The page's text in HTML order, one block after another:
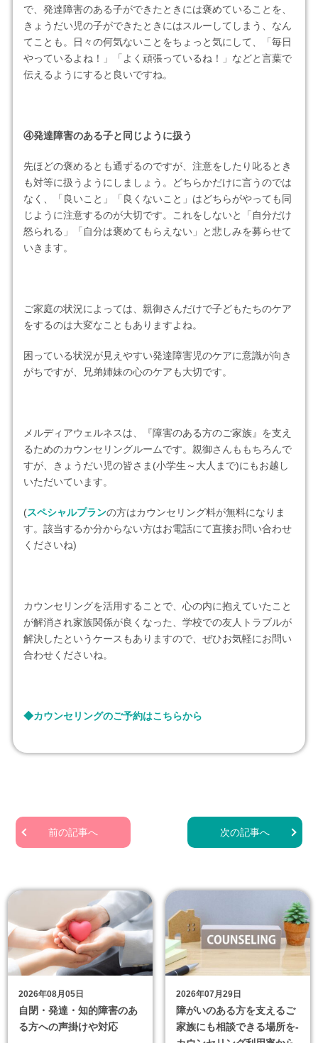
で、発達障害のある子ができたときには褒めていることを、
きょうだい児の子ができたときにはスルーしてしまう、なん
てことも。日々の何気ないことをちょっと気にして、「毎日
やっているよね！」「よく頑張っているね！」などと言葉で
伝えるようにすると良いですね。
④発達障害のある子と同じように扱う
先ほどの褒めるとも通ずるのですが、注意をしたり叱るとき
も対等に扱うようにしましょう。どちらかだけに言うのでは
なく、「良いこと」「良くないこと」はどちらがやっても同
じように注意するのが大切です。これをしないと「自分だけ
怒られる」「自分は褒めてもらえない」と悲しみを募らせて
いきます。
ご家庭の状況によっては、親御さんだけで子どもたちのケア
をするのは大変なこともありますよね。
困っている状況が見えやすい発達障害児のケアに意識が向き
がちですが、兄弟姉妹の心のケアも大切です。
メルディアウェルネスは、『障害のある方のご家族』を支え
るためのカウンセリングルームです。親御さんももちろんで
すが、きょうだい児の皆さま(小学生～大人まで)にもお越し
いただいています。
(スペシャルプランの方はカウンセリング料が無料になりま
す。該当するか分からない方はお電話にて直接お問い合わせ
くださいね)
カウンセリングを活用することで、心の内に抱えていたこと
が解消され家族関係が良くなった、学校での友人トラブルが
解決したというケースもありますので、ぜひお気軽にお問い
合わせくださいね。
◆カウンセリングのご予約はこちらから
前の記事へ 次の記事へ
2026年08月05日
自閉・発達・知的障害のあ
る方への声掛けや対応
2026年07月29日
障がいのある方を支えるご
家族にも相談できる場所を-